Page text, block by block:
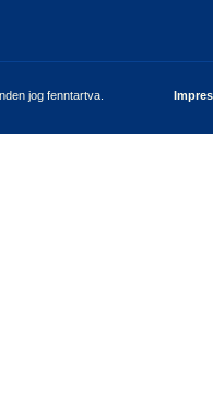
jog fenntartva.